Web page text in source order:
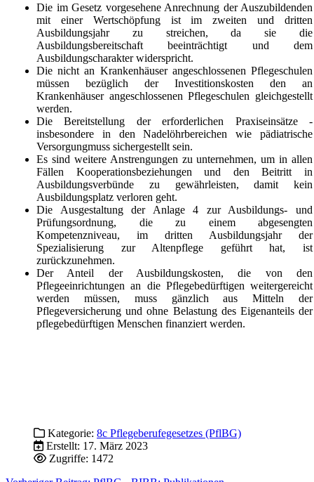
Die im Gesetz vorgesehene Anrechnung der Auszubildenden
mit einer Wertschöpfung ist im zweiten und dritten
Ausbildungsjahr zu streichen, da sie die
Ausbildungsbereitschaft beeinträchtigt und dem
Ausbildungscharakter widerspricht.
Die nicht an Krankenhäuser angeschlossenen Pflegeschulen
müssen bezüglich der Investitionskosten den an
Krankenhäuser angeschlossenen Pflegeschulen gleichgestellt
werden.
Die Bereitstellung der erforderlichen Praxiseinsätze -
insbesondere in den Nadelöhrbereichen wie pädiatrische
Versorgungmuss sichergestellt sein.
Es sind weitere Anstrengungen zu unternehmen, um in allen
Fällen Kooperationsbeziehungen und den Beitritt in
Ausbildungsverbünde zu gewährleisten, damit kein
Ausbildungsplatz verloren geht.
Die Ausgestaltung der Anlage 4 zur Ausbildungs- und
Prüfungsordnung, die zu einem abgesengten
Kompetenzniveau, im dritten Ausbildungsjahr der
Spezialisierung zur Altenpflege geführt hat, ist
zurückzunehmen.
Der Anteil der Ausbildungskosten, die von den
Pflegeeinrichtungen an die Pflegebedürftigen weitergereicht
werden müssen, muss gänzlich aus Mitteln der
Pflegeversicherung und ohne Belastung des Eigenanteils der
pflegebedürftigen Menschen finanziert werden.
Kategorie: 8c Pflegeberufegesetzes (PflBG)
Erstellt: 17. März 2023
Zugriffe: 1472